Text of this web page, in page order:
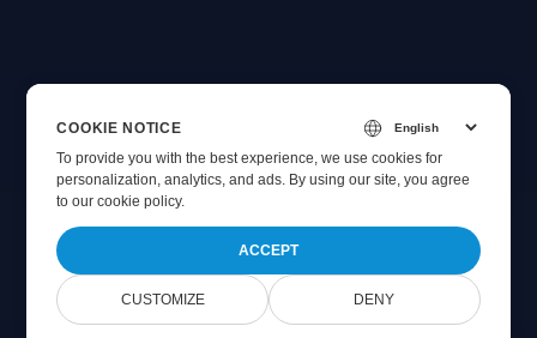
COOKIE NOTICE
To provide you with the best experience, we use cookies for
personalization, analytics, and ads. By using our site, you agree
toour cookie policy.
ACCEPT
CUSTOMIZE DENY